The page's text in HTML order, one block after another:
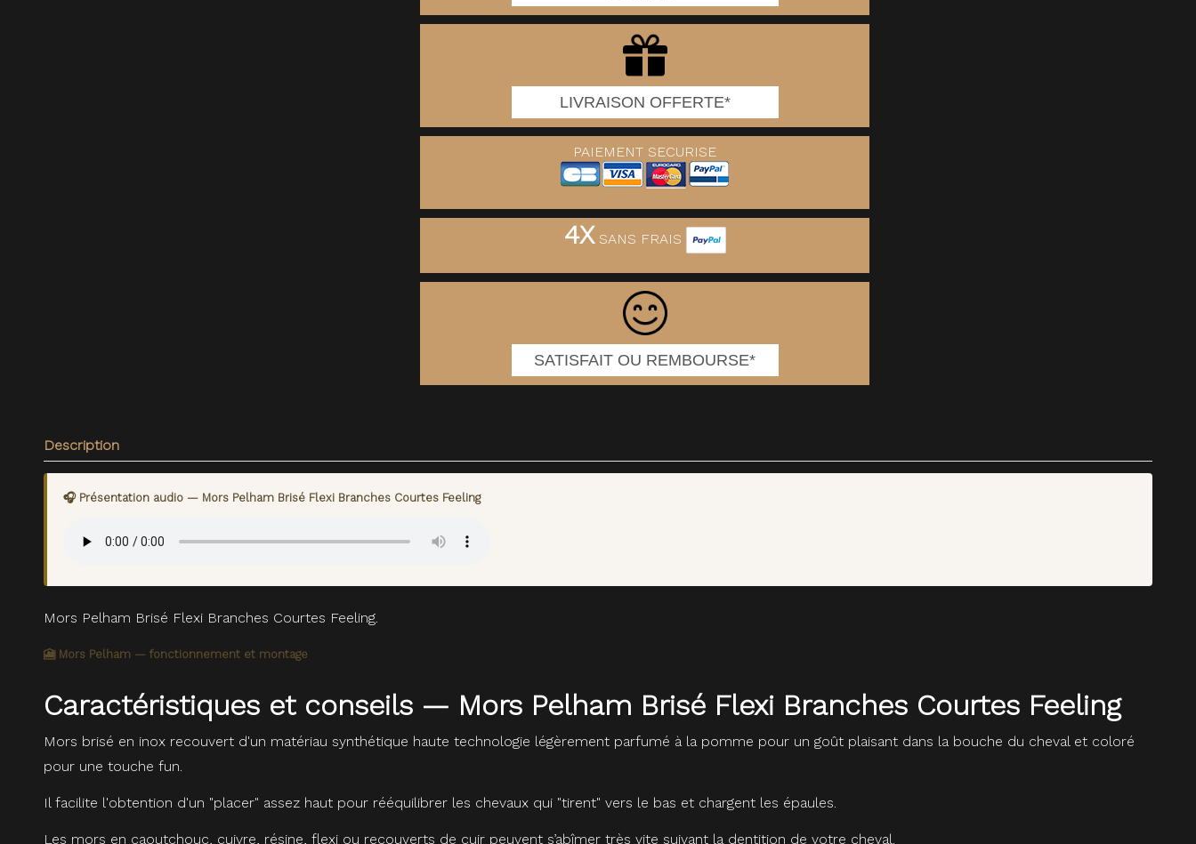
LIVRAISON OFFERTE*
PAIEMENT SECURISE
4XSANS FRAIS
SATISFAIT OU REMBOURSE*
Description
🎧 Présentation audio — Mors Pelham Brisé Flexi Branches Courtes Feeling
Mors Pelham Brisé Flexi Branches Courtes Feeling.
🎦 Mors Pelham — fonctionnement et montage
Caractéristiques et conseils — Mors Pelham Brisé Flexi Branches Courtes Feeling
Mors brisé en inox recouvert d'un matériau synthétique haute technologie légèrement parfumé à la pomme pour un goût plaisant dans la bouche du cheval et coloré
pour une touche fun.
Il facilite l'obtention d'un "placer" assez haut pour rééquilibrer les chevaux qui "tirent" vers le bas et chargent les épaules.
Les mors en caoutchouc, cuivre, résine, flexi ou recouverts de cuir peuvent s’abîmer très vite suivant la dentition de votre cheval.